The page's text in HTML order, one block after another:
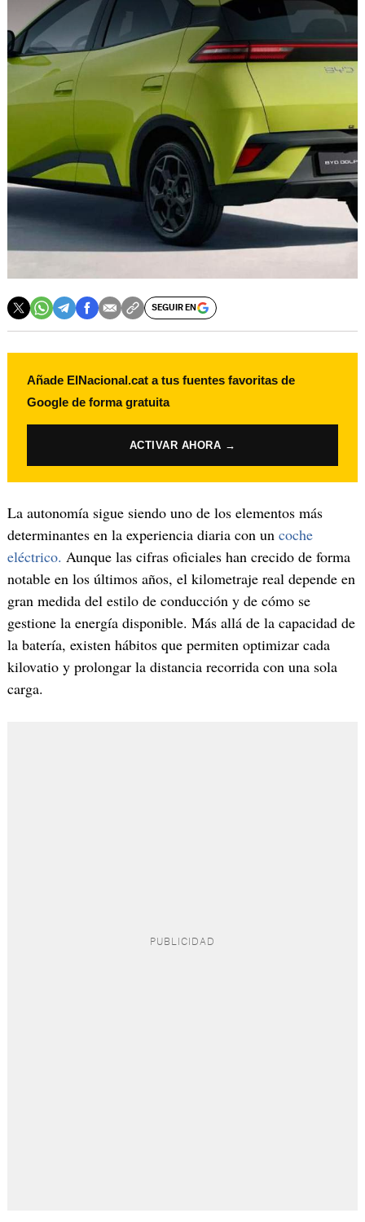
SEGUIR EN
Añade ElNacional.cat a tus fuentes favoritas de
Google de forma gratuita
ACTIVAR AHORA →
La autonomía sigue siendo uno de los elementos más
determinantes en la experiencia diaria con un coche
eléctrico. Aunque las cifras oficiales han crecido de forma
notable en los últimos años, el kilometraje real depende en
gran medida del estilo de conducción y de cómo se
gestione la energía disponible. Más allá de la capacidad de
la batería, existen hábitos que permiten optimizar cada
kilovatio y prolongar la distancia recorrida con una sola
carga.